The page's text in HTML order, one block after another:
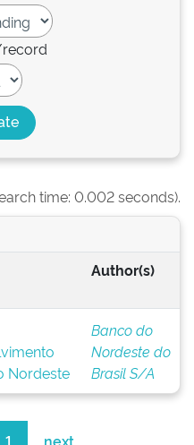
time: 0.002 seconds).
Author(s)
Nordeste
Banco do
Nordeste do
Brasil S/A
1 next